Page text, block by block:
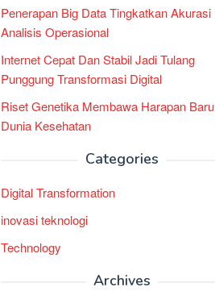
Penerapan Big Data Tingkatkan Akurasi
Analisis Operasional
Internet Cepat Dan Stabil Jadi Tulang
Punggung Transformasi Digital
Riset Genetika Membawa Harapan Baru
Dunia Kesehatan
Categories
Digital Transformation
inovasi teknologi
Technology
Archives